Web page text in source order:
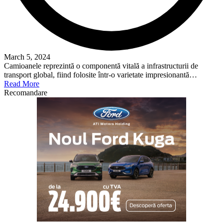
March 5, 2024
Camioanele reprezintă o componentă vitală a infrastructurii de
transport global, fiind folosite într-o varietate impresionantă…
Read More
Recomandare